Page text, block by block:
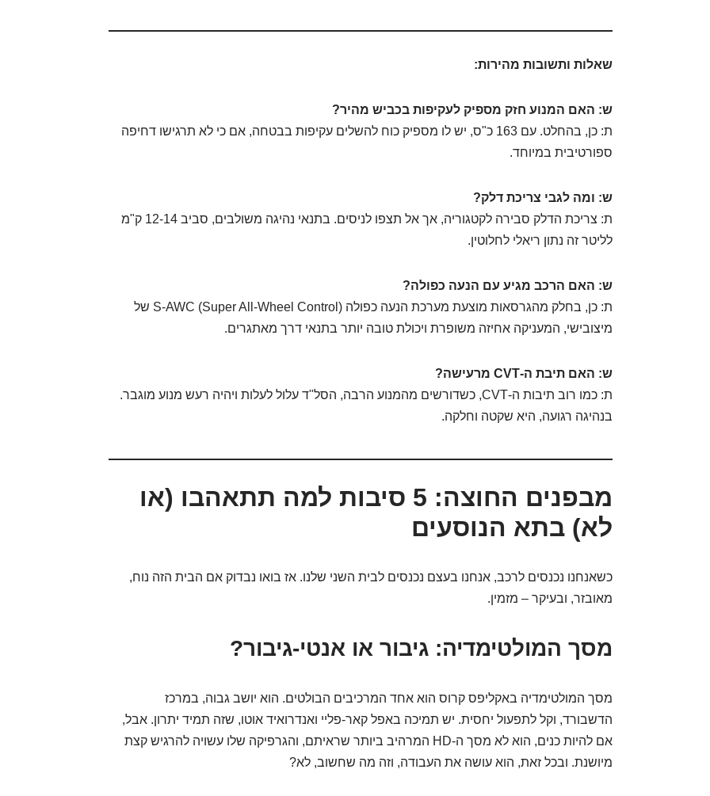
שאלות ותשובות מהירות:
ש: האם המנוע חזק מספיק לעקיפות בכביש מהיר?
ת: כן, בהחלט. עם 163 כ"ס, יש לו מספיק כוח להשלים עקיפות בבטחה, אם כי לא תרגישו דחיפה
ספורטיבית במיוחד.
ש: ומה לגבי צריכת דלק?
ת: צריכת הדלק סבירה לקטגוריה, אך אל תצפו לניסים. בתנאי נהיגה משולבים, סביב 12-14 ק"מ
לליטר זה נתון ריאלי לחלוטין.
ש: האם הרכב מגיע עם הנעה כפולה?
ת: כן, בחלק מהגרסאות מוצעת מערכת הנעה כפולה S-AWC (Super All-Wheel Control) של
מיצובישי, המעניקה אחיזה משופרת ויכולת טובה יותר בתנאי דרך מאתגרים.
ש: האם תיבת ה-CVT מרעישה?
ת: כמו רוב תיבות ה-CVT, כשדורשים מהמנוע הרבה, הסל"ד עלול לעלות ויהיה רעש מנוע מוגבר.
בנהיגה רגועה, היא שקטה וחלקה.
מבפנים החוצה: 5 סיבות למה תתאהבו (או
לא) בתא הנוסעים
כשאנחנו נכנסים לרכב, אנחנו בעצם נכנסים לבית השני שלנו. אז בואו נבדוק אם הבית הזה נוח,
מאובזר, ובעיקר – מזמין.
מסך המולטימדיה: גיבור או אנטי-גיבור?
מסך המולטימדיה באקליפס קרוס הוא אחד המרכיבים הבולטים. הוא יושב גבוה, במרכז
הדשבורד, וקל לתפעול יחסית. יש תמיכה באפל קאר-פליי ואנדרואיד אוטו, שזה תמיד יתרון. אבל,
אם להיות כנים, הוא לא מסך ה-HD המרהיב ביותר שראיתם, והגרפיקה שלו עשויה להרגיש קצת
מיושנת. ובכל זאת, הוא עושה את העבודה, וזה מה שחשוב, לא?